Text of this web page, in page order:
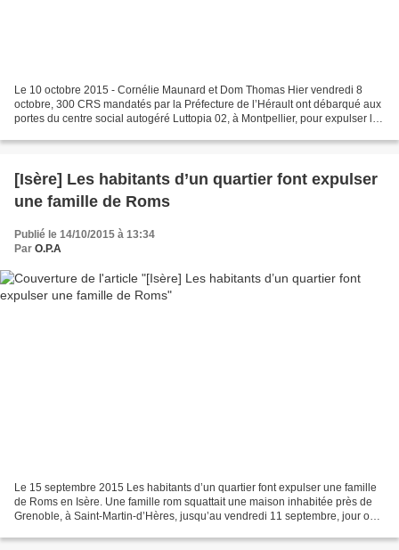
Le 10 octobre 2015 - Cornélie Maunard et Dom Thomas Hier vendredi 8
octobre, 300 CRS mandatés par la Préfecture de l’Hérault ont débarqué aux
portes du centre social autogéré Luttopia 02, à Montpellier, pour expulser la
[Isère] Les habitants d’un quartier font expulser
une famille de Roms
Publié le 14/10/2015 à 13:34
Par O.P.A
Le 15 septembre 2015 Les habitants d’un quartier font expulser une famille
de Roms en Isère. Une famille rom squattait une maison inhabitée près de
Grenoble, à Saint-Martin-d’Hères, jusqu’au vendredi 11 septembre, jour où